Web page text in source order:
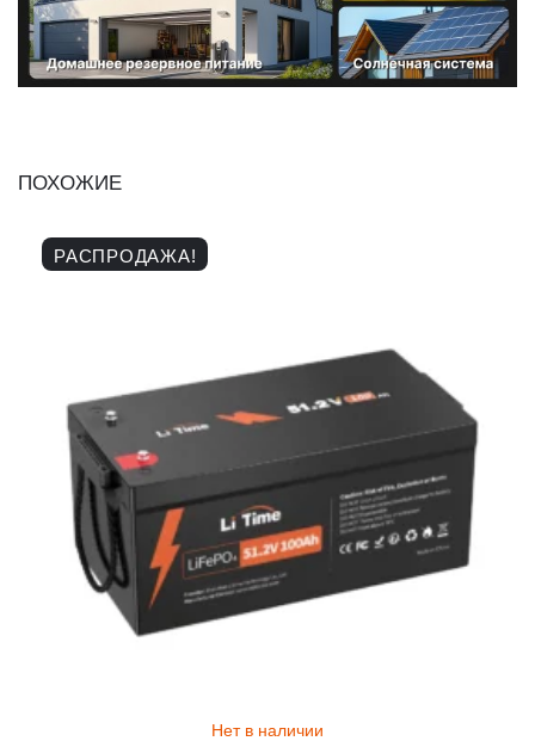
ПОХОЖИЕ
РАСПРОДАЖА!
Нет в наличии